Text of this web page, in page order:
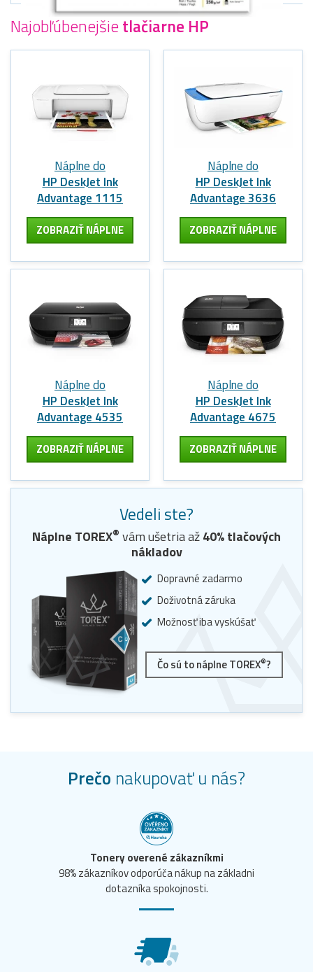
Najobľúbenejšietlačiarne HP
Náplne do
HP DeskJet Ink
Advantage 1115
ZOBRAZIŤ NÁPLNE
Náplne do
HP DeskJet Ink
Advantage 3636
ZOBRAZIŤ NÁPLNE
Náplne do
HP DeskJet Ink
Advantage 4535
ZOBRAZIŤ NÁPLNE
Náplne do
HP DeskJet Ink
Advantage 4675
ZOBRAZIŤ NÁPLNE
Vedeli ste?
Náplne TOREX® vám ušetria až40% tlačových
nákladov
Dopravné zadarmo
Doživotná záruka
Možnosť iba vyskúšať
Čo sú to náplne TOREX®?
Prečo nakupovať u nás?
Tonery overené zákazníkmi
98% zákazníkov odporúča nákup na základni
dotazníka spokojnosti.